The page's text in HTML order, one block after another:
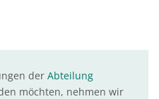
der Abteilung
möchten, nehmen wir